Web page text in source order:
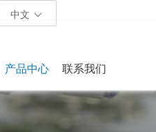
中文
产品中心 联系我们